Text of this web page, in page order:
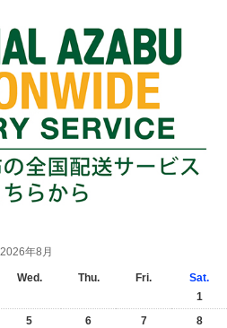
2026年8月
Wed. Thu. Fri.
Sat.
1
5 6 7
8